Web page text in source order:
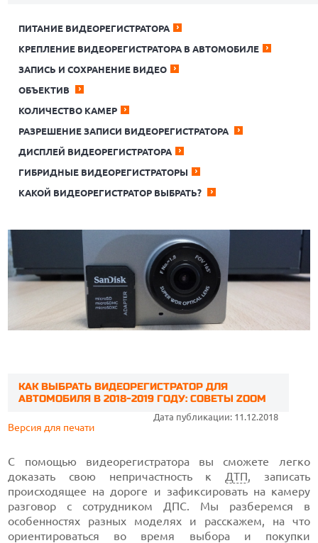
ПИТАНИЕ ВИДЕОРЕГИСТРАТОРА
КРЕПЛЕНИЕ ВИДЕОРЕГИСТРАТОРА В АВТОМОБИЛЕ
ЗАПИСЬ И СОХРАНЕНИЕ ВИДЕО
ОБЪЕКТИВ
КОЛИЧЕСТВО КАМЕР
РАЗРЕШЕНИЕ ЗАПИСИ ВИДЕОРЕГИСТРАТОРА
ДИСПЛЕЙ ВИДЕОРЕГИСТРАТОРА
ГИБРИДНЫЕ ВИДЕОРЕГИСТРАТОРЫ
КАКОЙ ВИДЕОРЕГИСТРАТОР ВЫБРАТЬ?
КАК ВЫБРАТЬ ВИДЕОРЕГИСТРАТОР ДЛЯ
АВТОМОБИЛЯ В 2018-2019 ГОДУ: СОВЕТЫ ZOOM
Дата публикации: 11.12.2018
Версия для печати
С помощью видеорегистратора вы сможете легко
доказать свою непричастность к ДТП, записать
происходящее на дороге и зафиксировать на камеру
разговор с сотрудником ДПС. Мы разберемся в
особенностях разных моделях и расскажем, на что
ориентироваться во время выбора и покупки